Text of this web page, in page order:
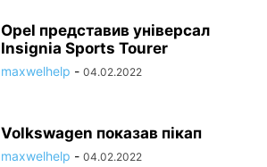
Opel представив універсал
Insignia Sports Tourer
maxwelhelp - 04.02.2022
Volkswagen показав пікап
maxwelhelp - 04.02.2022